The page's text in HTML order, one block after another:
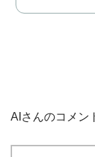
AIさんのコメン